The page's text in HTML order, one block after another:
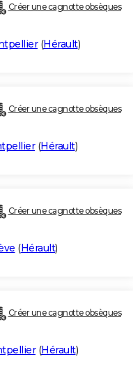
Créer une cagnotte obsèques
(Hérault)
Créer une cagnotte obsèques
(Hérault)
Créer une cagnotte obsèques
(Hérault)
Créer une cagnotte obsèques
(Hérault)